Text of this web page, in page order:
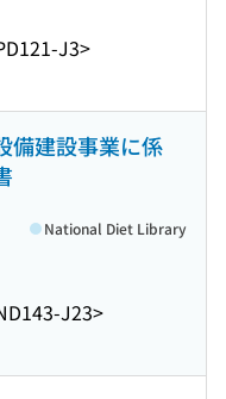
J3>
備建設事業に係
J23>
National Diet Library